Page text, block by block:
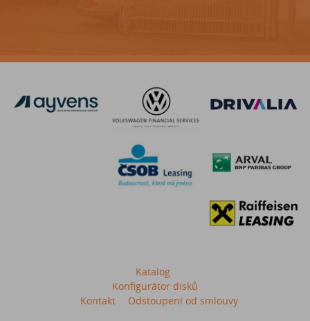
Katalog
Konfigurátor disků
Kontakt
Odstoupení od smlouvy